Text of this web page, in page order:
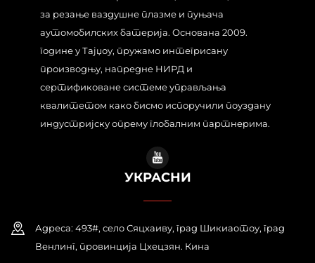
за резање ваздушне плазме и пуњача
аутомобилских батерија. Основана 2009.
године у Тајџоу, пружамо интегрисану
производњу, напредне НИРД и
сертификоване системе управљања
квалитетом како бисмо испоручили поуздану
индустријску опрему глобалним партнерима.
УКРАСНИ
Адреса: 493#, село Сяцхаиву, град Шикиаотоу, град
Венлинг, провинција Цхецзян. Кина